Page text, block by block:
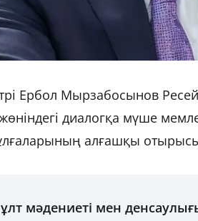
Ербол Мырзабосынов
диалогқа мүше
алғашқы
мәдениеті мен